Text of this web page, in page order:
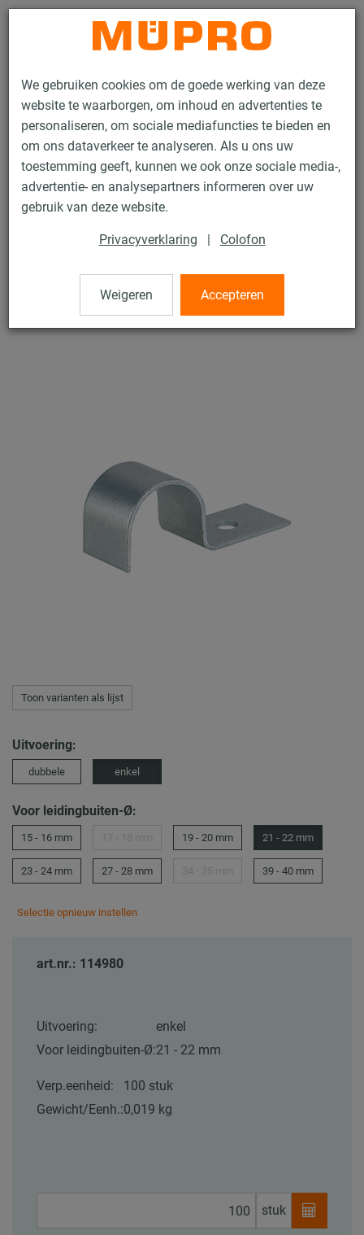
We gebruiken cookies om de goede werking van deze
website te waarborgen, om inhoud en advertenties te
personaliseren, om sociale mediafuncties te bieden en
om ons dataverkeer te analyseren. Als u ons uw
toestemming geeft, kunnen we ook onze sociale media-,
advertentie- en analysepartners informeren over uw
gebruik van deze website.
Privacyverklaring | Colofon
Weigeren Accepteren
Contact
Producten Bevestigingstechniek Buisklemmen
Buisklemmen
Buisklem enkel, 21-22 mm, gegalvaniseerd
Toon varianten als lijst
Uitvoering:
dubbele enkel
Voor leidingbuiten-Ø:
15 - 16 mm 19 - 20 mm 21 - 22 mm
23 - 24 mm 27 - 28 mm 39 - 40 mm
Selectie opnieuw instellen
art.nr.: 114980
Uitvoering:
enkel
Voor leidingbuiten-Ø:21 - 22 mm
Verp.eenheid:
100 stuk
Gewicht/Eenh.:0,019 kg
stuk